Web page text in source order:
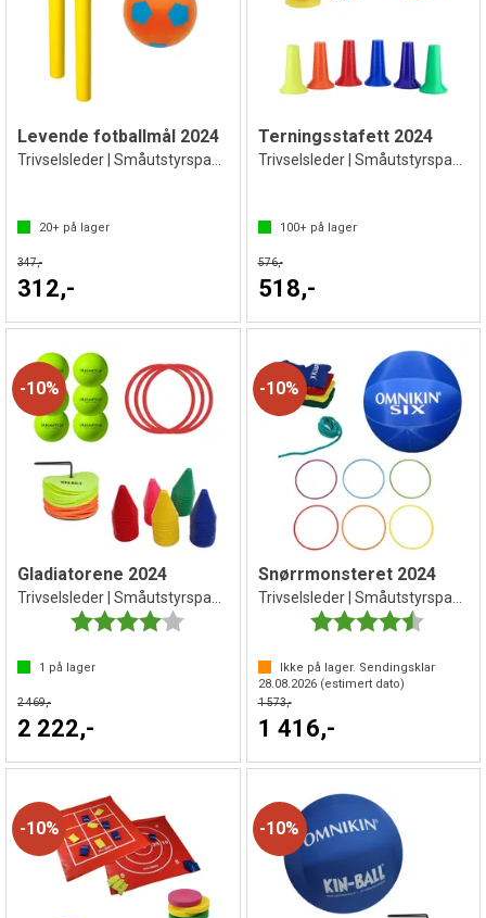
Levende fotballmål 2024
20+ på lager
347,-
312,-
Terningsstafett 2024
100+på lager
576,-
518,-
10%
Gladiatorene 2024
Karakter:
4.0 av 5 mulige
1 på lager
2 469,-
2 222,-
10%
Snørrmonsteret 2024
Karakter:
Ikke på lager. Sendingsklar
28.08.2026(estimert dato)
1 573,-
1 416,-
10% 10%